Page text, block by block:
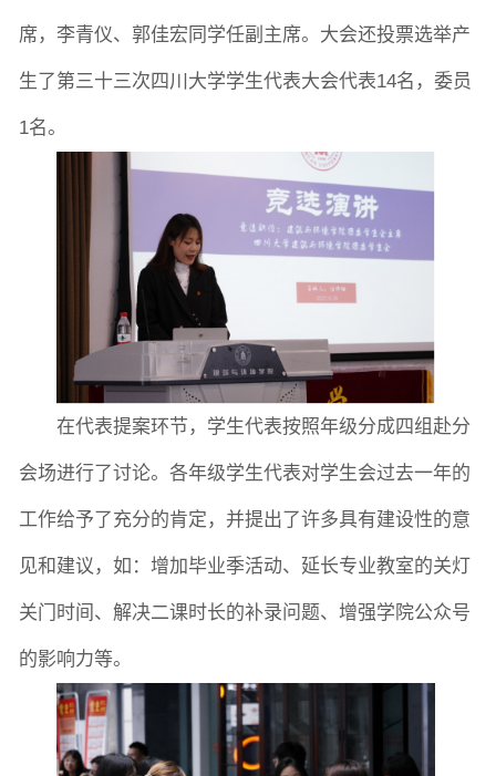
席，李青仪、郭佳宏同学任副主席。大会还投票选举产
生了第三十三次四川大学学生代表大会代表14名，委员
1名。
在代表提案环节，学生代表按照年级分成四组赴分
会场进行了讨论。各年级学生代表对学生会过去一年的
工作给予了充分的肯定，并提出了许多具有建设性的意
见和建议，如：增加毕业季活动、延长专业教室的关灯
关门时间、解决二课时长的补录问题、增强学院公众号
的影响力等。